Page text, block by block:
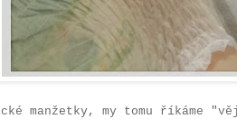
manžetky, my tomu říkáme